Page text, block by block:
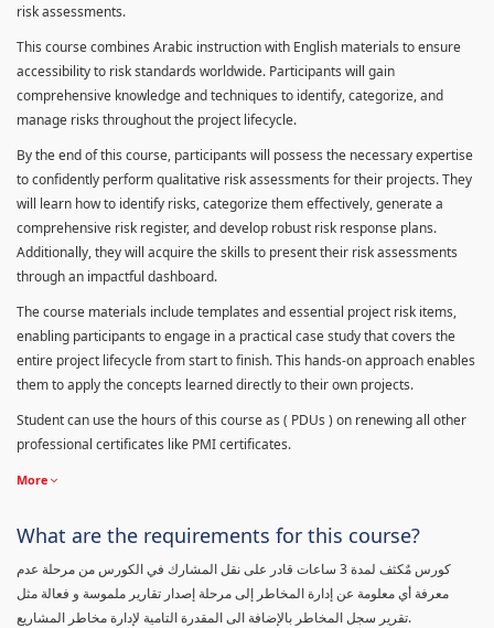
risk assessments.
This course combines Arabic instruction with English materials to ensure
accessibility to risk standards worldwide. Participants will gain
comprehensive knowledge and techniques to identify, categorize, and
manage risks throughout the project lifecycle.
By the end of this course, participants will possess the necessary expertise
to confidently perform qualitative risk assessments for their projects. They
will learn how to identify risks, categorize them effectively, generate a
comprehensive risk register, and develop robust risk response plans.
Additionally, they will acquire the skills to present their risk assessments
through an impactful dashboard.
The course materials include templates and essential project risk items,
enabling participants to engage in a practical case study that covers the
entire project lifecycle from start to finish. This hands-on approach enables
them to apply the concepts learned directly to their own projects.
Student can use the hours of this course as ( PDUs ) on renewing all other
professional certificates like PMI certificates.
More
What are the requirements for this course?
كورس مٌكثف لمدة 3 ساعات قادر على نقل المشارك في الكورس من مرحلة عدم
معرفة أي معلومة عن إدارة المخاطر إلى مرحلة إصدار تقارير ملموسة و فعالة مثل
تقرير سجل المخاطر بالإضافة الى المقدرة التامية لإدارة مخاطر المشاريع.